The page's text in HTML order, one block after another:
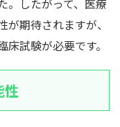
。したがって、医療
期待されますが、
試験が必要です。
性